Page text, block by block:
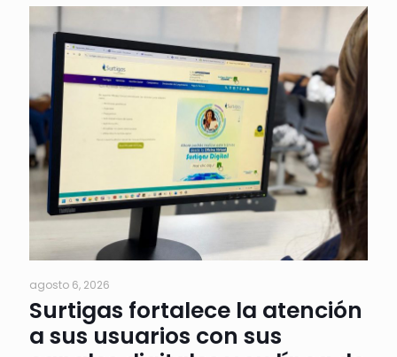
agosto 6, 2026
Surtigas fortalece la atención
a sus usuarios con sus